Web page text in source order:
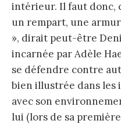
intérieur. Il faut donc,
un rempart, une
», dirait peut-être
incarnée par Adèle
se défendre contre
bien illustrée dans les
avec son
lui (lors de sa